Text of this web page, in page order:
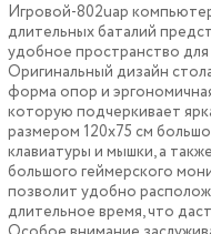
Игровой-802uap
длительных баталий
удобное пространство
Оригинальный дизайн
форма опор и
которую подчеркивает
размером 120х75 см
клавиатуры и мышки, а
большого геймерского
позволит удобно
длительное время, что